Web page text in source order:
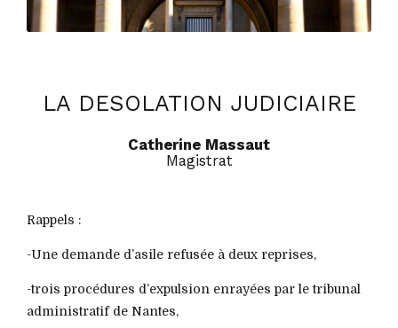
LA DESOLATION JUDICIAIRE
Catherine Massaut
Magistrat
Rappels :
-Une demande d’asile refusée à deux reprises,
-trois procédures d’expulsion enrayées par le tribunal
administratif de Nantes,